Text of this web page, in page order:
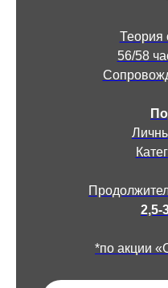
Теория
56/58
2,5-
*по акции